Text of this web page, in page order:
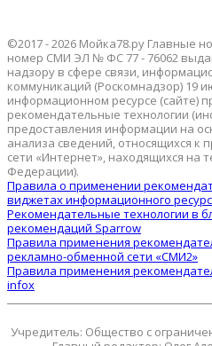
©2017 - 2026 Мойка78.ру Главные
номер СМИ ЭЛ № ФС 77 - 76062
надзору в сфере связи,
коммуникаций (Роскомнадзор) 19
информационном ресурсе (сайте)
рекомендательные технологии
предоставления информации на
анализа сведений, относящихся к
сети «Интернет», находящихся на
Федерации).
Правила о применении
виджетах информационного
Рекомендательные технологии в
рекомендаций Sparrow
Правила применения
рекламно-обменной сети «СМИ2»
Правила применения
infox
Учредитель: Общество с